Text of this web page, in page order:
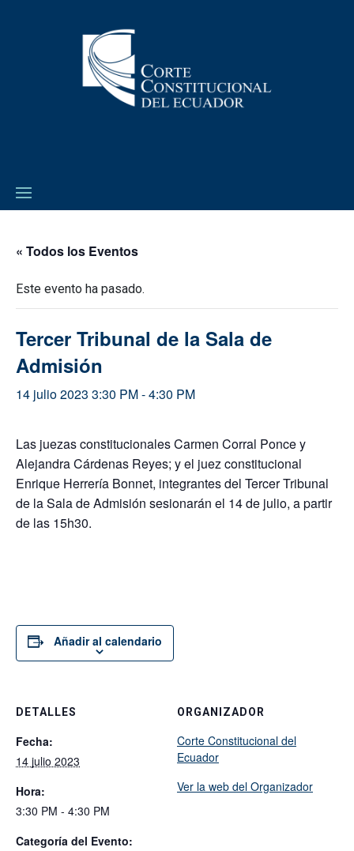
« Todos los Eventos
Este evento ha pasado.
Tercer Tribunal de la Sala de
Admisión
14 julio 2023 3:30 PM-4:30 PM
Las juezas constitucionales Carmen Corral Ponce y
Alejandra Cárdenas Reyes; y el juez constitucional
Enrique Herrería Bonnet, integrantes del Tercer Tribunal
de la Sala de Admisión sesionarán el 14 de julio, a partir
de las 15h30.
Añadir al calendario
DETALLES
Fecha:
14 julio 2023
Hora:
3:30 PM - 4:30 PM
Categoría del Evento:
ORGANIZADOR
Corte Constitucional del
Ecuador
Ver la web del Organizador